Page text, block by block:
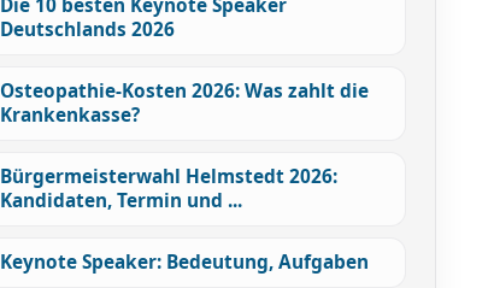
Deutschlands 2026
Osteopathie-Kosten 2026: Was zahlt die
Krankenkasse?
Bürgermeisterwahl Helmstedt 2026:
Kandidaten, Termin und ...
Keynote Speaker: Bedeutung, Aufgaben